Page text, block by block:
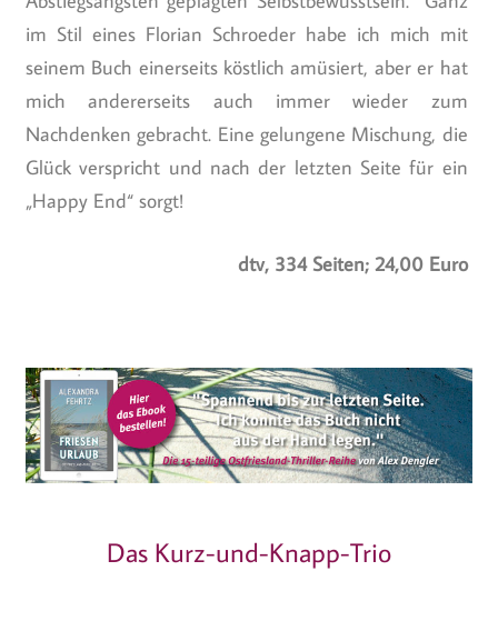
im Stil eines Florian Schroeder habe ich mich mit
seinem Buch einerseits köstlich amüsiert, aber er hat
mich andererseits auch immer wieder zum
Nachdenken gebracht. Eine gelungene Mischung, die
Glück verspricht und nach der letzten Seite für ein
„Happy End“ sorgt!
dtv, 334 Seiten; 24,00 Euro
Das Kurz-und-Knapp-Trio